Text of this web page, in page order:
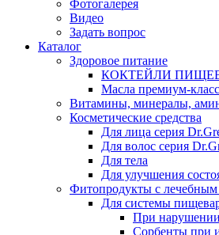
Фотогалерея
Видео
Задать вопрос
Каталог
Здоровое питание
КОКТЕЙЛИ
Масла премиум-
Витамины, минералы,
Косметические средства
Для лица серия
Для волос серия
Для тела
Для улучшения
Фитопродукты с
Для системы
При
Сорбенты при